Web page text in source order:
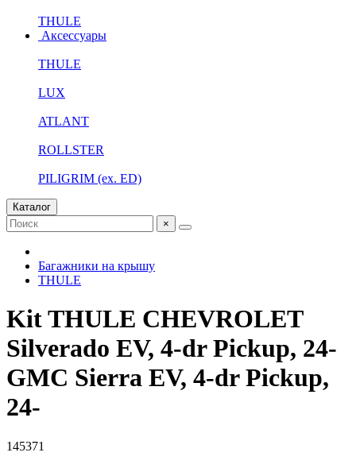
THULE
Аксессуары
THULE
LUX
ATLANT
ROLLSTER
PILIGRIM (ex. ED)
Каталог
×
Багажники на крышу
THULE
Kit THULE CHEVROLET
Silverado EV, 4-dr Pickup, 24-
GMC Sierra EV, 4-dr Pickup,
24-
145371